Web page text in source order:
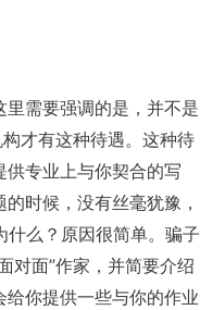
需要强调的是，并不是
才有这种待遇。这种待
专业上与你契合的写
时候，没有丝毫犹豫，
么？原因很简单。骗子
对面”作家，并简要介绍
你提供一些与你的作业